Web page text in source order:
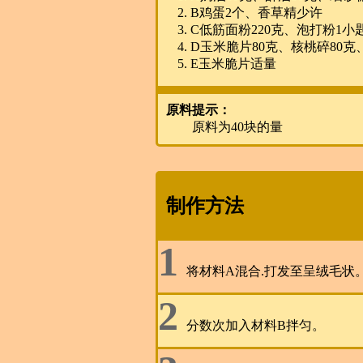
B鸡蛋2个、香草精少许
C低筋面粉220克、泡打粉1小
D玉米脆片80克、核桃碎80克
E玉米脆片适量
原料提示：
原料为40块的量
制作方法
1 将材料A混合.打发至呈绒毛状。
2 分数次加入材料B拌匀。